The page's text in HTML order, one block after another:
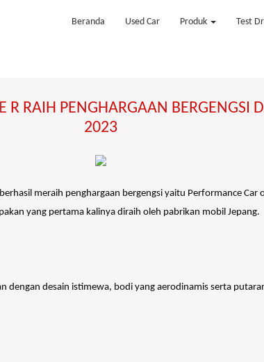
Beranda Used Car Produk Test
RAIH PENGHARGAAN BERGENGSI
2023
meraih penghargaan bergengsi yaitu Performance
yang pertama kalinya diraih oleh pabrikan mobil Jepang.
dengan desain istimewa, bodi yang aerodinamis serta